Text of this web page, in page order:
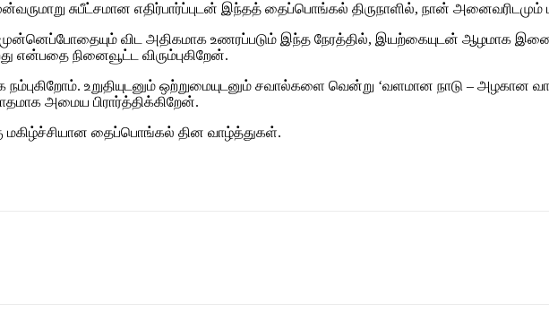
சுபீட்சமான எதிர்பார்ப்புடன் இந்தத் தைப்பொங்கல் திருநாளில், நான்
விட அதிகமாக உணரப்படும் இந்த நேரத்தில், இயற்கையுடன் ஆழமாக
என்பதை நினைவூட்ட விரும்புகிறேன்.
நம்புகிறோம். உறுதியுடனும் ஒற்றுமையுடனும் சவால்களை வென்று ‘வளமான நாடு – அழகான
அமைய பிரார்த்திக்கிறேன்.
மகிழ்ச்சியான தைப்பொங்கல் தின வாழ்த்துகள்.